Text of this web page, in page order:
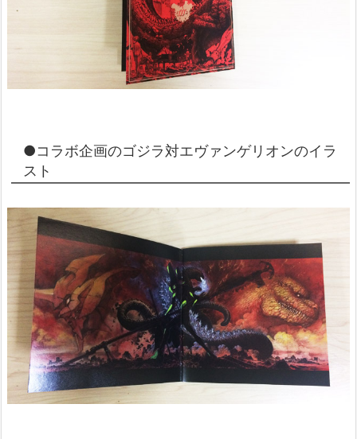
●コラボ企画のゴジラ対エヴァンゲリオンのイラ
スト